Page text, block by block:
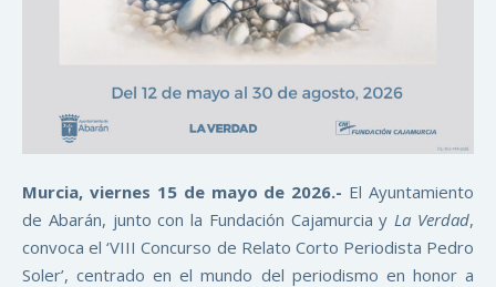
Murcia, viernes 15 de mayo de 2026.- El Ayuntamiento
de Abarán, junto con la Fundación Cajamurcia yLa Verdad,
convoca el ‘VIII Concurso de Relato Corto Periodista Pedro
Soler’, centrado en el mundo del periodismo en honor a